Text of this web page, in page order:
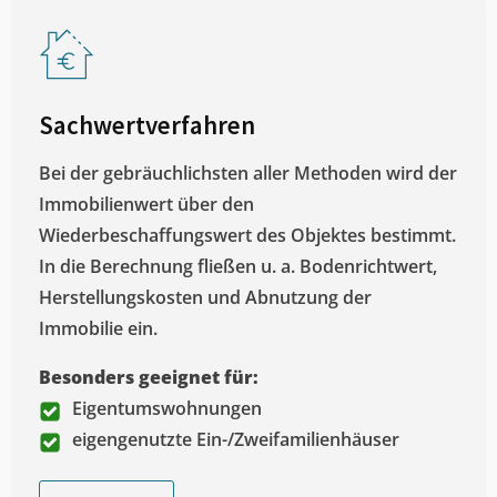
Sachwertverfahren
Bei der gebräuchlichsten aller Methoden wird der
Immobilienwert über den
Wiederbeschaffungswert des Objektes bestimmt.
In die Berechnung fließen u. a. Bodenrichtwert,
Herstellungskosten und Abnutzung der
Immobilie ein.
Besonders geeignet für:
Eigentumswohnungen
eigengenutzte Ein-/Zweifamilienhäuser